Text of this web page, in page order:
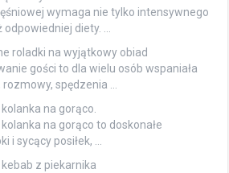
wymaga nie tylko intensywnego
odpowiedniej diety. …
roladki na wyjątkowy obiad
gości to dla wielu osób wspaniała
spędzenia …
na gorąco.
na gorąco to doskonałe
i sycący posiłek, …
z piekarnika